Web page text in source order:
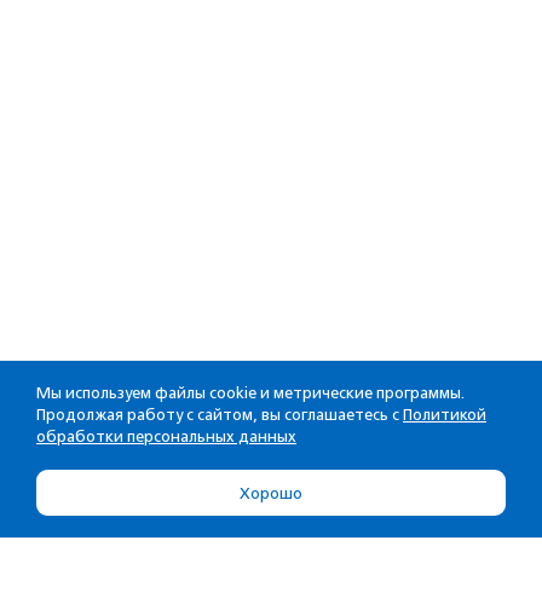
Мы используем файлы cookie и метрические программы.
Продолжая работу с сайтом, вы соглашаетесь с Политикой
обработки персональных данных
Хорошо